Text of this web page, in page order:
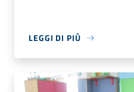
LEGGI DI PIÙ